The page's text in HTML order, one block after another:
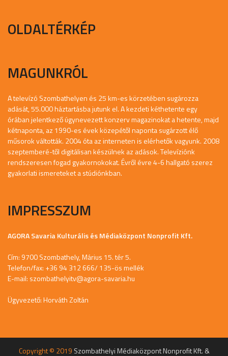
OLDALTÉRKÉP
MAGUNKRÓL
A televízó Szombathelyen és 25 km-es körzetében sugározza
adását, 55.000 háztartásba jutunk el. A kezdeti kéthetente egy
órában jelentkező úgynevezett konzerv magazinokat a hetente, majd
kétnaponta, az 1990-es évek közepétől naponta sugárzott élő
műsorok váltották. 2004 óta az interneten is elérhetők vagyunk. 2008
szeptemberé-től digitálisan készülnek az adások. Televíziónk
rendszeresen fogad gyakornokokat. Évről évre 4-6 hallgató szerez
gyakorlati ismereteket a stúdiónkban.
IMPRESSZUM
AGORA Savaria Kulturális és Médiaközpont Nonprofit Kft.
Cím: 9700 Szombathely, Márius 15. tér 5.
Telefon/fax: +36 94 312 666/ 135-ös mellék
E-mail: szombathelyitv@agora-savaria.hu
Ügyvezető: Horváth Zoltán
Copyright © 2019 Szombathelyi Médiaközpont Nonprofit Kft. &